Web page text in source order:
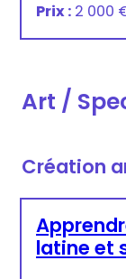
Prix : 2 000
Art /
Création
latine et